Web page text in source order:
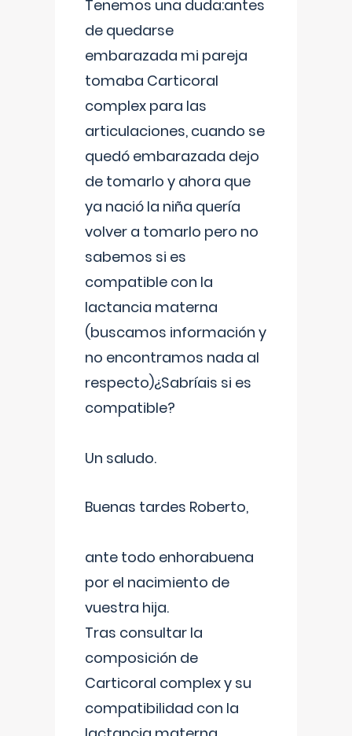
Tenemos una duda:antes
de quedarse
embarazada mi pareja
tomaba Carticoral
complex para las
articulaciones, cuando se
quedó embarazada dejo
de tomarlo y ahora que
ya nació la niña quería
volver a tomarlo pero no
sabemos si es
compatible con la
lactancia materna
(buscamos información y
no encontramos nada al
respecto)¿Sabríais si es
compatible?
Un saludo.
Buenas tardes Roberto,
ante todo enhorabuena
por el nacimiento de
vuestra hija.
Tras consultar la
composición de
Carticoral complex y su
compatibilidad con la